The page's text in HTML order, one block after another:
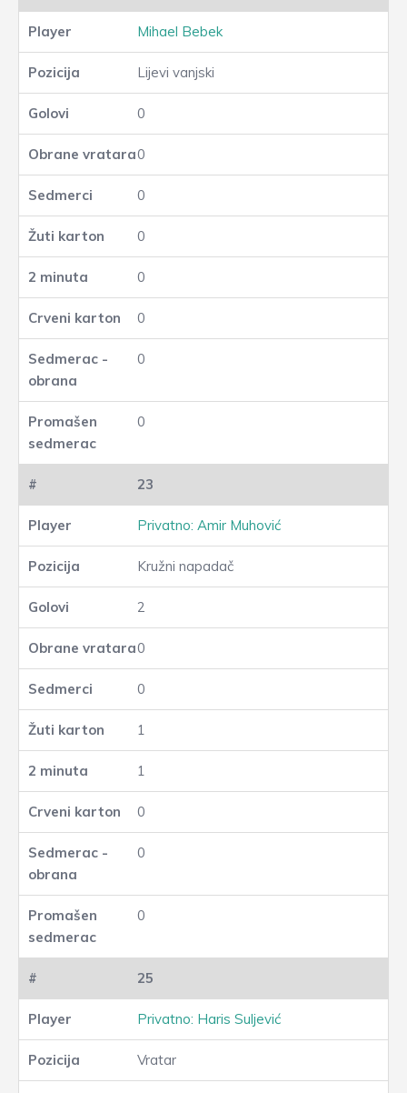
Mihael Bebek
Lijevi vanjski
0
0
0
0
0
0
0
0
23
Privatno: Amir Muhović
Kružni napadač
2
0
0
1
1
0
0
0
25
Privatno: Haris Suljević
Vratar